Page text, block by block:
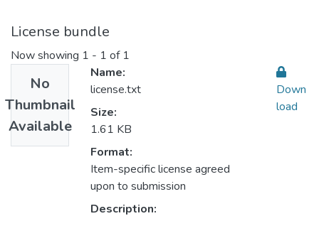
License bundle
Now showing 1 - 1 of 1
No
Thumbnail
Available
Name:
license.txt
Size:
1.61 KB
Format:
Item-specific license agreed
upon to submission
Description:
Down
load